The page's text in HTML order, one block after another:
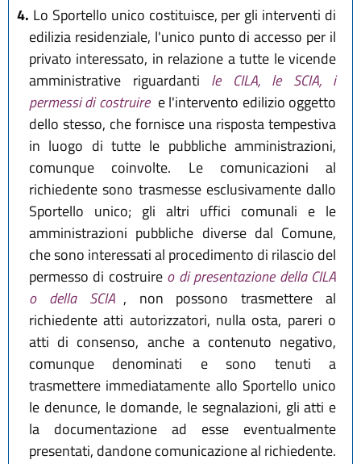
4. Lo Sportello unico costituisce, per gli interventi di
edilizia residenziale, l'unico punto di accesso per il
privato interessato, in relazione a tutte le vicende
amministrative riguardanti le CILA, le SCIA, i
permessi di costruire e l'intervento edilizio oggetto
dello stesso, che fornisce una risposta tempestiva
in luogo di tutte le pubbliche amministrazioni,
comunque coinvolte. Le comunicazioni al
richiedente sono trasmesse esclusivamente dallo
Sportello unico; gli altri uffici comunali e le
amministrazioni pubbliche diverse dal Comune,
che sono interessati al procedimento di rilascio del
permesso di costruire o di presentazione della CILA
o della SCIA , non possono trasmettere al
richiedente atti autorizzatori, nulla osta, pareri o
atti di consenso, anche a contenuto negativo,
comunque denominati e sono tenuti a
trasmettere immediatamente allo Sportello unico
le denunce, le domande, le segnalazioni, gli atti e
la documentazione ad esse eventualmente
presentati, dandone comunicazione al richiedente.